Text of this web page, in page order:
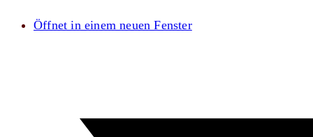
Öffnet in einem neuen Fenster